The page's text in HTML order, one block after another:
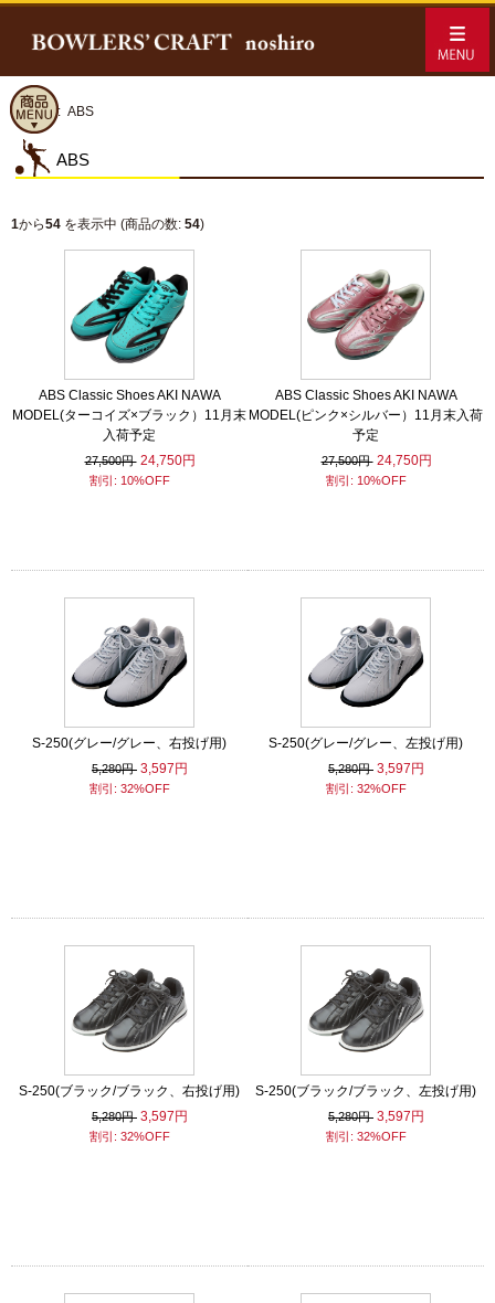
ホーム:: ABS
ABS
1から54 を表示中 (商品の数: 54)
ABS Classic Shoes AKI NAWA
MODEL(ターコイズ×ブラック）11月末
入荷予定
27,500円 24,750円
割引: 10%OFF
ABS Classic Shoes AKI NAWA
MODEL(ピンク×シルバー）11月末入荷
予定
27,500円 24,750円
割引: 10%OFF
S-250(グレー/グレー、右投げ用)
5,280円 3,597円
割引: 32%OFF
S-250(グレー/グレー、左投げ用)
5,280円 3,597円
割引: 32%OFF
S-250(ブラック/ブラック、右投げ用)
5,280円 3,597円
割引: 32%OFF
S-250(ブラック/ブラック、左投げ用)
5,280円 3,597円
割引: 32%OFF